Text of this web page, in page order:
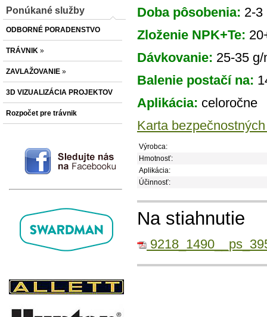
Ponúkané služby
ODBORNÉ PORADENSTVO
TRÁVNIK »
ZAVLAŽOVANIE »
3D VIZUALIZÁCIA PROJEKTOV
Rozpočet pre trávnik
Doba pôsobenia: 2-3
Zloženie NPK+Te:
Dávkovanie: 25-35 g/
Balenie postačí na:
Aplikácia: celoročne
Karta
Výrobca:
Hmotnosť:
Aplikácia:
Účinnosť:
Na stiahnutie